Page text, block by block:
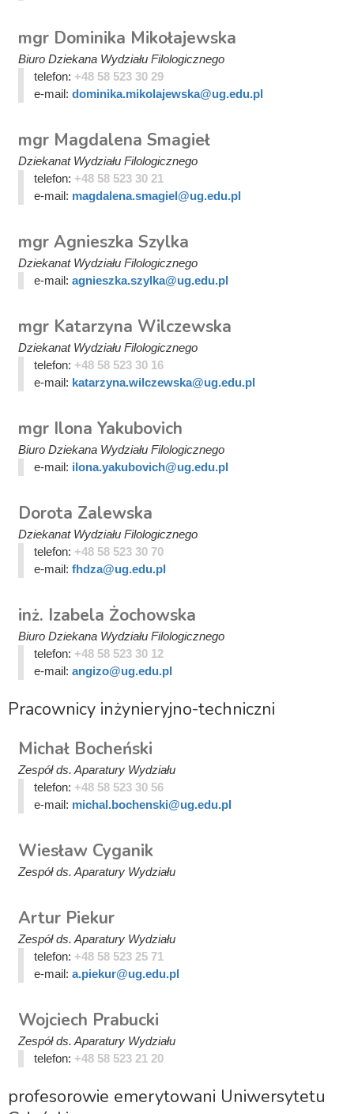
mgr Dominika Mikołajewska
Biuro Dziekana Wydziału Filologicznego
telefon: +48 58 523 30 29
e-mail: dominika.mikolajewska@ug.edu.pl
mgr Magdalena Smagieł
Dziekanat Wydziału Filologicznego
telefon: +48 58 523 30 21
e-mail: magdalena.smagiel@ug.edu.pl
mgr Agnieszka Szylka
Dziekanat Wydziału Filologicznego
e-mail: agnieszka.szylka@ug.edu.pl
mgr Katarzyna Wilczewska
Dziekanat Wydziału Filologicznego
telefon: +48 58 523 30 16
e-mail: katarzyna.wilczewska@ug.edu.pl
mgr Ilona Yakubovich
Biuro Dziekana Wydziału Filologicznego
e-mail: ilona.yakubovich@ug.edu.pl
Dorota Zalewska
Dziekanat Wydziału Filologicznego
telefon: +48 58 523 30 70
e-mail: fhdza@ug.edu.pl
inż. Izabela Żochowska
Biuro Dziekana Wydziału Filologicznego
telefon: +48 58 523 30 12
e-mail: angizo@ug.edu.pl
Pracownicy inżynieryjno-techniczni
Michał Bocheński
Zespół ds. Aparatury Wydziału
telefon: +48 58 523 30 56
e-mail: michal.bochenski@ug.edu.pl
Wiesław Cyganik
Zespół ds. Aparatury Wydziału
Artur Piekur
Zespół ds. Aparatury Wydziału
telefon: +48 58 523 25 71
e-mail: a.piekur@ug.edu.pl
Wojciech Prabucki
Zespół ds. Aparatury Wydziału
telefon: +48 58 523 21 20
profesorowie emerytowani Uniwersytetu